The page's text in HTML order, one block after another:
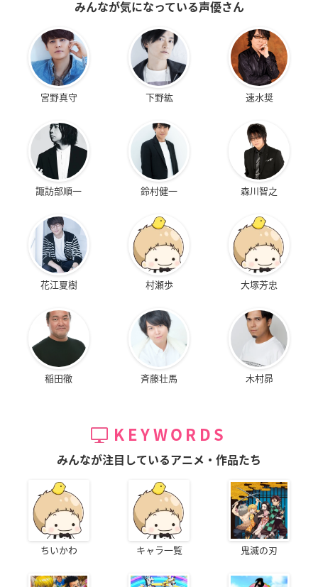
みんなが気になっている声優さん
宮野真守 下野紘 速水奨
諏訪部順一 鈴村健一 森川智之
花江夏樹 村瀬歩 大塚芳忠
稲田徹 斉藤壮馬 木村昴
KEYWORDS
みんなが注目しているアニメ・作品たち
ちいかわ キャラ一覧 鬼滅の刃